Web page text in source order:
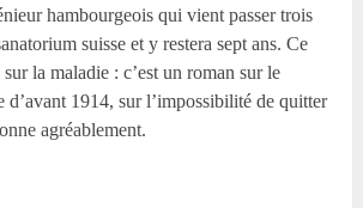
hambourgeois qui vient passer trois
suisse et y restera sept ans. Ce
sur la maladie : c’est un roman sur le
d’avant 1914, sur l’impossibilité de quitter
agréablement.